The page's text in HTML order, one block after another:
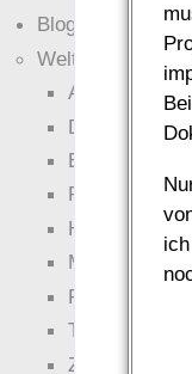
Blogs
Welten
Ante Portas
Die neuen
EWS-X
Freihändler
Hinter der
Magie
RaumZeit
Technophob
Zettel-RPG